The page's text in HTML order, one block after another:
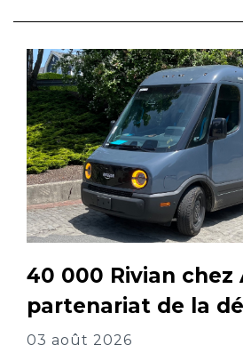
40 000 Rivian chez
partenariat de la
03 août 2026